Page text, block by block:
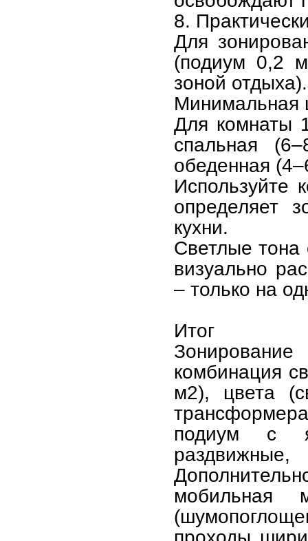
8.
Для
(подиум 0,2
зоной отдыха).
Минимальная
Для комнаты
спальная
обеденная
Используйте
определяет
кухни.
Светлые тона
визуально
– только на
Итог
комбинация
м2), цвета
подиум с
мобильная